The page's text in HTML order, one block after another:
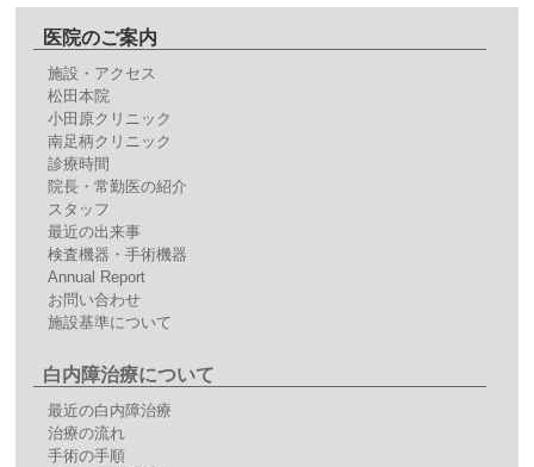
医院のご案内
施設・アクセス
松田本院
小田原クリニック
南足柄クリニック
診療時間
院長・常勤医の紹介
スタッフ
最近の出来事
検査機器・手術機器
Annual Report
お問い合わせ
施設基準について
白内障治療について
最近の白内障治療
治療の流れ
手術の手順